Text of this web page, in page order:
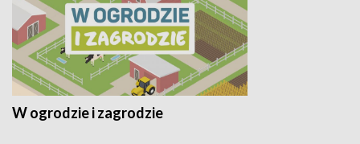
W ogrodzie i zagrodzie